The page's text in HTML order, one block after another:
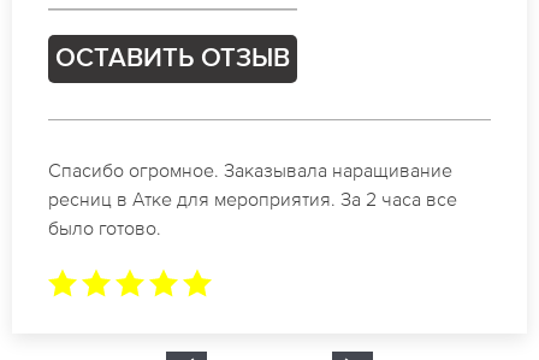
ОСТАВИТЬ ОТЗЫВ
Идеальные мастера своего дела по наращиванию
ресниц в Атке. Великолепный результат. Буду
обращаться еще.